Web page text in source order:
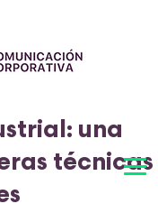
una
técnicas